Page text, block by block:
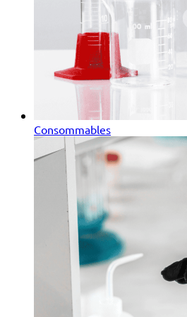
Consommables